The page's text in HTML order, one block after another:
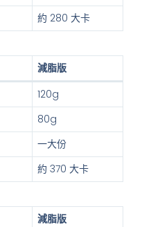
約 280 大卡
減脂版
120g
80g
一大份
約 370 大卡
減脂版